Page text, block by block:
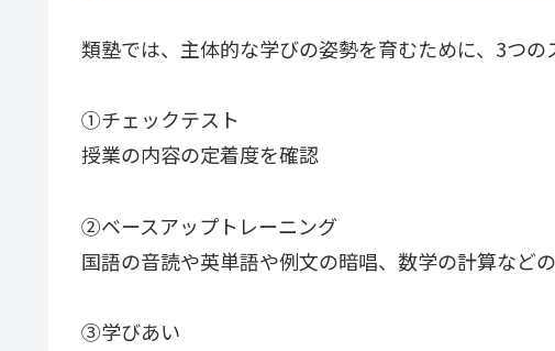
類塾では、主体的な学びの姿勢を育むために、3つの
①チェックテスト
授業の内容の定着度を確認
②ベースアップトレーニング
国語の音読や英単語や例文の暗唱、数学の計算など
③学びあい